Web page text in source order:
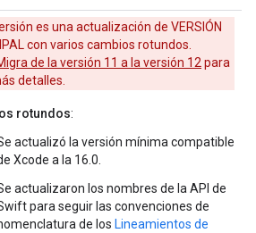
es una actualización de VERSIÓN
con varios cambios rotundos.
de la versión 11 a la versión 12 para
detalles.
rotundos:
actualizó la versión mínima compatible
Xcode a la 16.0.
actualizaron los nombres de la API de
para seguir las convenciones de
de los Lineamientos de